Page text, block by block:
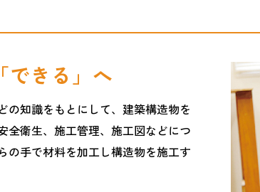
できる」へ
の知識をもとにして、建築構造物を
全衛生、施工管理、施工図などにつ
の手で材料を加工し構造物を施工す